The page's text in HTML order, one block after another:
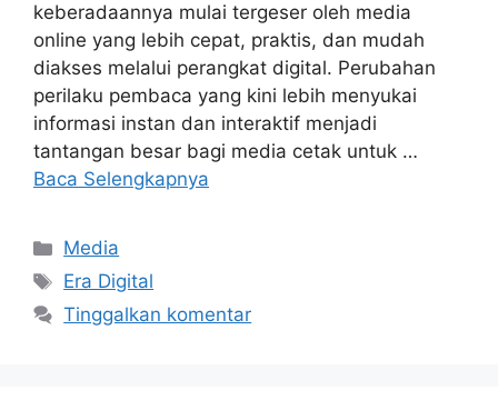
keberadaannya mulai tergeser oleh media
online yang lebih cepat, praktis, dan mudah
diakses melalui perangkat digital. Perubahan
perilaku pembaca yang kini lebih menyukai
informasi instan dan interaktif menjadi
tantangan besar bagi media cetak untuk …
Baca Selengkapnya
Kategori
Media
Tag
Era Digital
Tinggalkan komentar